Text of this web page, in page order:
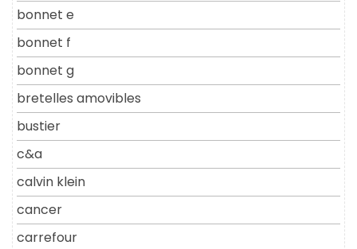
bonnet e
bonnet f
bonnet g
bretelles amovibles
bustier
c&a
calvin klein
cancer
carrefour